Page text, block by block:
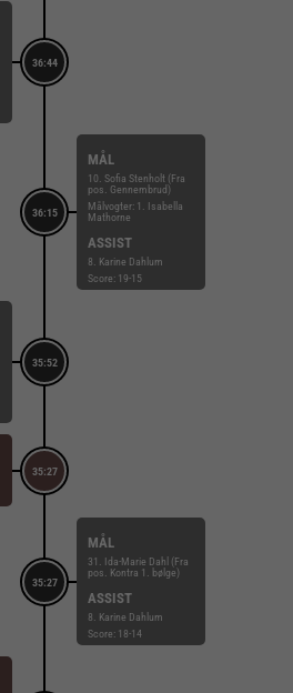
36:44
36:15
MÅL
10. Sofia Stenholt (Fra
pos. Gennembrud)
Målvogter: 1. Isabella
Mathorne
ASSIST
8. Karine Dahlum
Score: 19-15
35:52
35:27
35:27
MÅL
31. Ida-Marie Dahl (Fra
pos. Kontra 1. bølge)
ASSIST
8. Karine Dahlum
Score: 18-14